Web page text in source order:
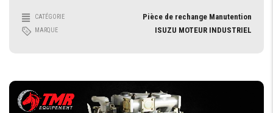
CATÉGORIE Pièce de rechange Manutention
MARQUE ISUZU MOTEUR INDUSTRIEL